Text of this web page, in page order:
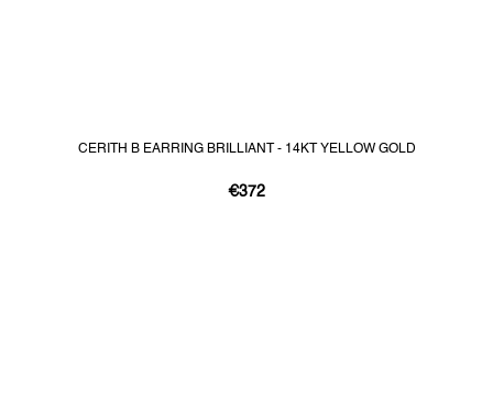
CERITH B EARRING BRILLIANT - 14KT YELLOW GOLD
€372